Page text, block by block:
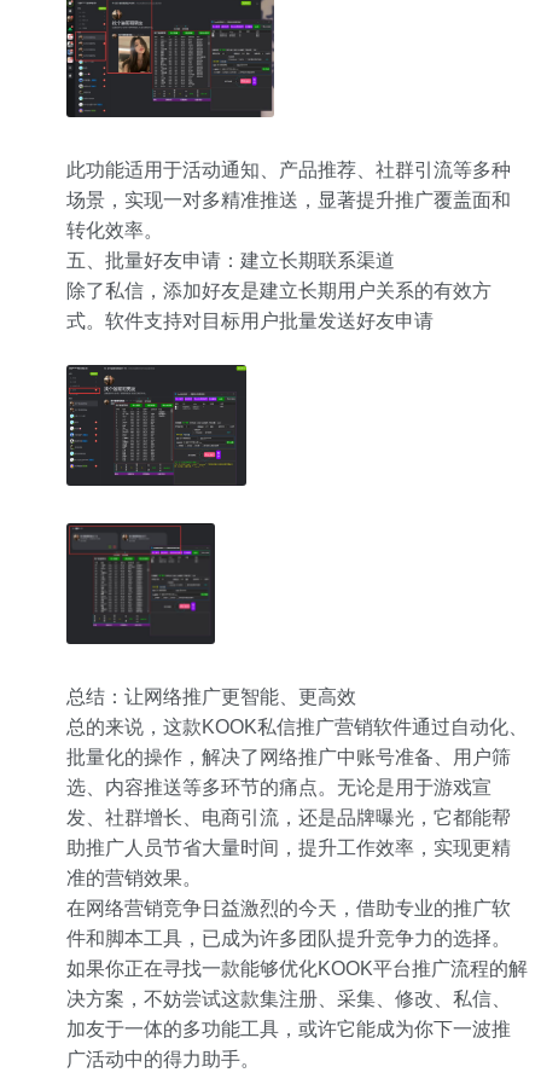
此功能适用于活动通知、产品推荐、社群引流等多种
场景，实现一对多精准推送，显著提升推广覆盖面和
转化效率。
五、批量好友申请：建立长期联系渠道
除了私信，添加好友是建立长期用户关系的有效方
式。软件支持对目标用户批量发送好友申请
总结：让网络推广更智能、更高效
总的来说，这款KOOK私信推广营销软件通过自动化、
批量化的操作，解决了网络推广中账号准备、用户筛
选、内容推送等多环节的痛点。无论是用于游戏宣
发、社群增长、电商引流，还是品牌曝光，它都能帮
助推广人员节省大量时间，提升工作效率，实现更精
准的营销效果。
在网络营销竞争日益激烈的今天，借助专业的推广软
件和脚本工具，已成为许多团队提升竞争力的选择。
如果你正在寻找一款能够优化KOOK平台推广流程的解
决方案，不妨尝试这款集注册、采集、修改、私信、
加友于一体的多功能工具，或许它能成为你下一波推
广活动中的得力助手。